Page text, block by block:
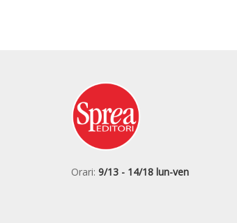
Orari: 9/13 - 14/18 lun-ven